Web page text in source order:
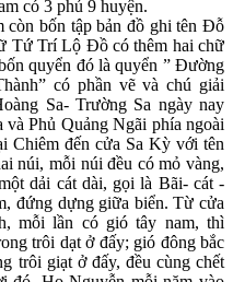
có 3 phủ 9 huyện.
còn bốn tập bản đồ ghi tên Đỗ
Tứ Trí Lộ Đồ có thêm hai chữ
quyển đó là quyển ” Đường
có phần vẽ và chú giải
Sa- Trường Sa ngày nay
Phủ Quảng Ngãi phía ngoài
Chiêm đến cửa Sa Kỳ với tên
núi, mỗi núi đều có mỏ vàng,
dải cát dài, gọi là Bãi- cát -
đứng dựng giữa biển. Từ cửa
mỗi lần có gió tây nam, thì
trôi dạt ở đấy; gió đông bắc
trôi giạt ở đấy, đều cùng chết